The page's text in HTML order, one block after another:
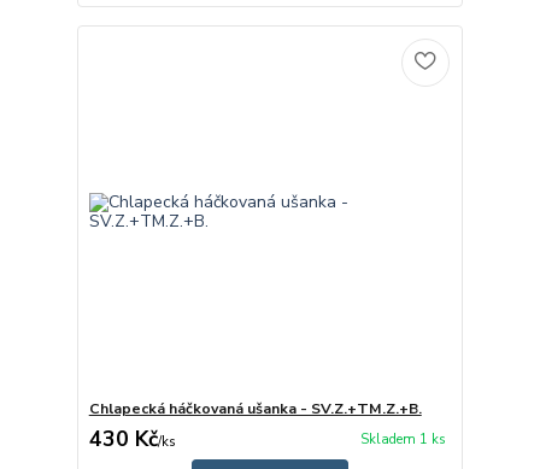
Chlapecká háčkovaná ušanka - SV.Z.+TM.Z.+B.
430 Kč/ks Skladem 1 ks